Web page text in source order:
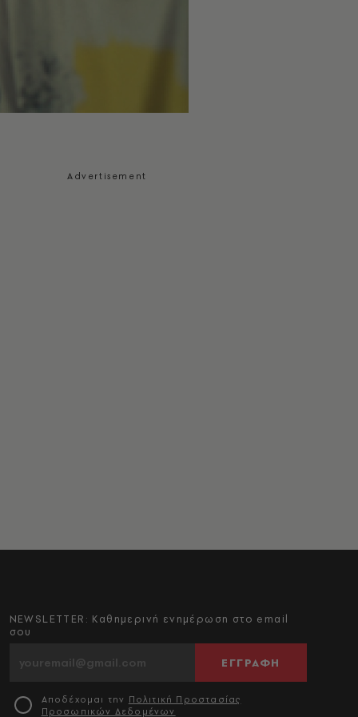
NEWSLETTER: Καθημερινή ενημέρωση στο email
σου
ΕΓΓΡΑΦΗ
Αποδέχομαι την Πολιτική Προστασίας
Προσωπικών Δεδομένων